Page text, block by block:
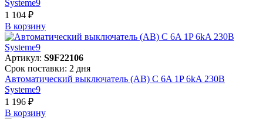
Systeme9
1 104 ₽
В корзинy
Артикул: S9F22106
Срок поставки: 2 дня
Автоматический выключатель (АВ) C 6A 1P 6kA 230В
Systeme9
1 196 ₽
В корзинy